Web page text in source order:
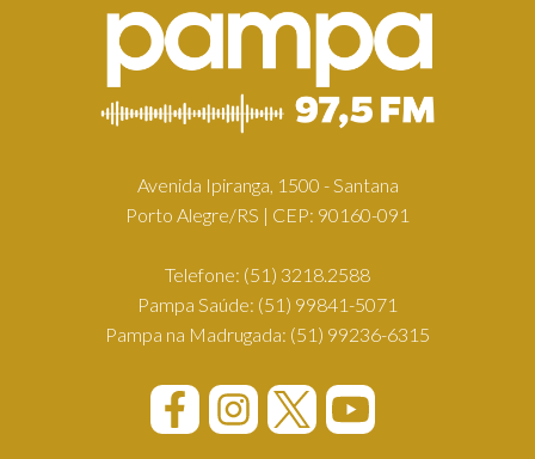
Avenida Ipiranga, 1500 - Santana
Porto Alegre/RS | CEP: 90160-091
Telefone: (51) 3218.2588
Pampa Saúde: (51) 99841-5071
Pampa na Madrugada: (51) 99236-6315